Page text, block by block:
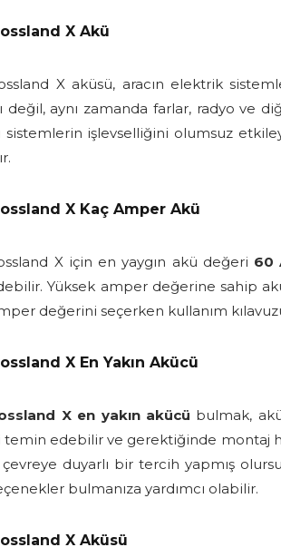
X Akü
X aküsü, aracın elektrik
değil, aynı zamanda farlar, radyo ve
sistemlerin işlevselliğini olumsuz
X Kaç Amper Akü
X için en yaygın akü değeri 60
Yüksek amper değerine sahip
değerini seçerken kullanım
X En Yakın Akücü
X en yakın akücü bulmak,
temin edebilir ve gerektiğinde montaj
duyarlı bir tercih yapmış
bulmanıza yardımcı olabilir.
X Aküsü